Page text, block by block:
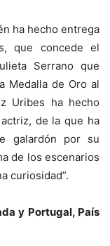
ha hecho entrega
que concede el
Serrano que
Medalla de Oro al
Uribes ha hecho
de la que ha
galardón por su
de los escenarios
curiosidad”.
y Portugal, País